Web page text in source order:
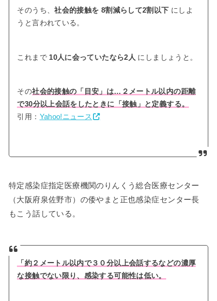
そのうち、社会的接触を 8割減らして2割以下 にしよ
うと言われている。
これまで 10人に会っていたなら2人 にしましょうと。
その社会的接触の「目安」は…２メートル以内の距離
で30分以上会話をしたときに「接触」と定義する。
引用： Yahoo!ニュース
特定感染症指定医療機関のりんくう総合医療センター
（大阪府泉佐野市）の倭やまと正也感染症センター長
もこう話している。
「約２メートル以内で３０分以上会話するなどの濃厚
な接触でない限り、感染する可能性は低い。